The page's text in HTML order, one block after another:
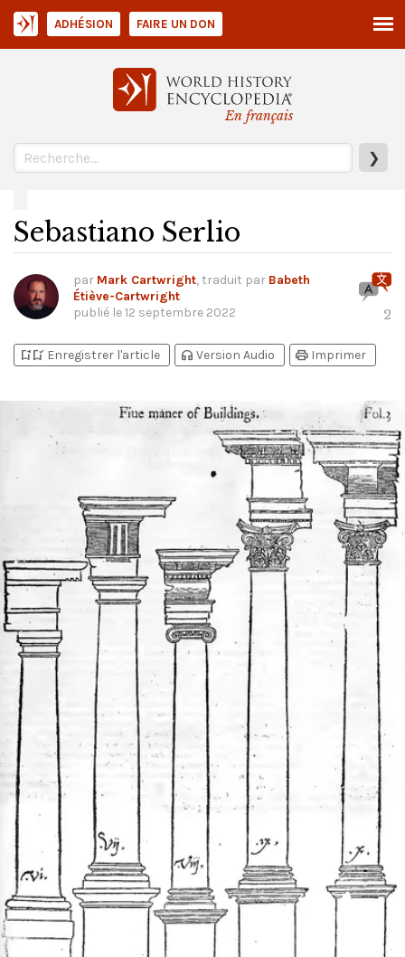
En français
❯
ADHÉSION FAIRE UN DON
Sebastiano Serlio
par Mark Cartwright, traduit par Babeth
Étiève-Cartwright
publié le12 septembre 2022 2
bookmark_addbookmark_added Enregistrer l'article headphones Version Audio print Imprimer